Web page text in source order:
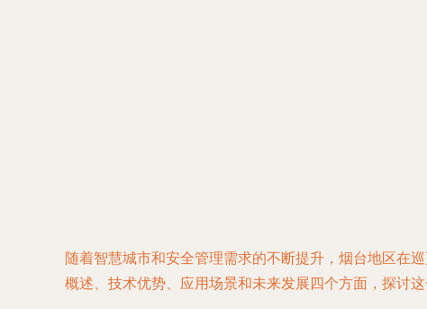
随着智慧城市和安全管理需求的不断提升，烟台地区在
概述、技术优势、应用场景和未来发展四个方面，探讨这